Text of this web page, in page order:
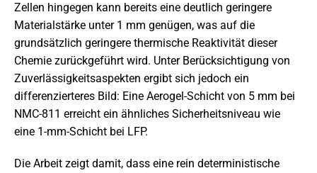
Zellen hingegen kann bereits eine deutlich geringere
Materialstärke unter 1 mm genügen, was auf die
grundsätzlich geringere thermische Reaktivität dieser
Chemie zurückgeführt wird. Unter Berücksichtigung von
Zuverlässigkeitsaspekten ergibt sich jedoch ein
differenzierteres Bild: Eine Aerogel-Schicht von 5 mm bei
NMC-811 erreicht ein ähnliches Sicherheitsniveau wie
eine 1-mm-Schicht bei LFP.
Die Arbeit zeigt damit, dass eine rein deterministische